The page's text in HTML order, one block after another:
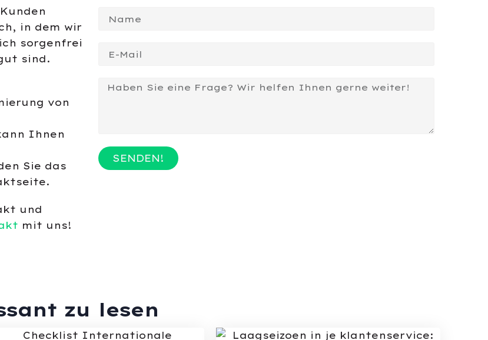
in dem wir
sorgenfrei
sind.
von
Ihnen
Sie das
und
mit uns!
SENDEN!
zu lesen